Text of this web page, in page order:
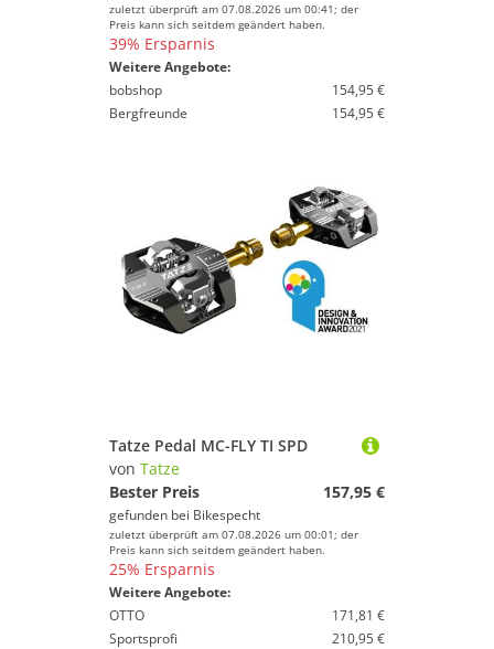
zuletzt überprüft am 07.08.2026 um 00:41; der
Preis kann sich seitdem geändert haben.
39% Ersparnis
Weitere Angebote:
bobshop
154,95 €
Bergfreunde
154,95 €
Tatze Pedal MC-FLY TI SPD
von Tatze
Bester Preis
157,95 €
gefunden bei Bikespecht
zuletzt überprüft am 07.08.2026 um 00:01; der
Preis kann sich seitdem geändert haben.
25% Ersparnis
Weitere Angebote:
OTTO
171,81 €
Sportsprofi
210,95 €